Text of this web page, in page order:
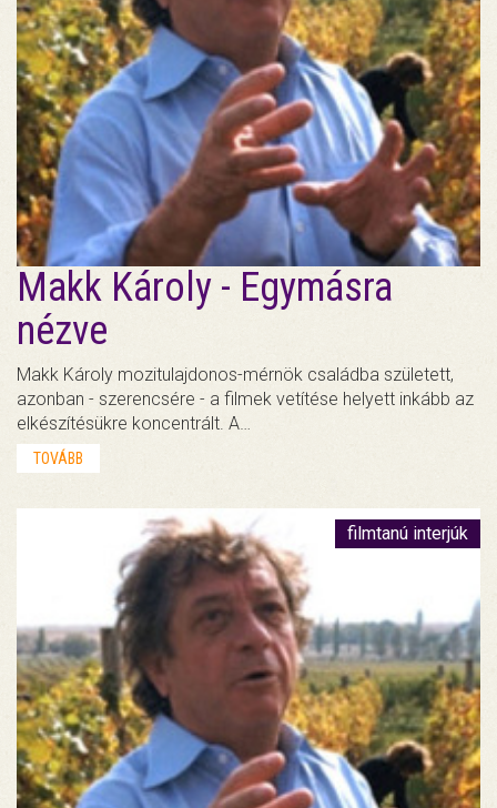
Makk Károly - Egymásra
nézve
Makk Károly mozitulajdonos-mérnök családba született,
azonban - szerencsére - a filmek vetítése helyett inkább az
elkészítésükre koncentrált. A…
TOVÁBB
filmtanú interjúk